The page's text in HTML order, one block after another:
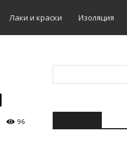
Лаки и краски Изоляция
96